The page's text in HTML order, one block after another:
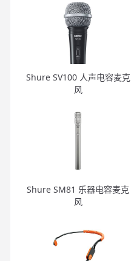
Shure SV100 人声电容麦克
风
Shure SM81 乐器电容麦克
风